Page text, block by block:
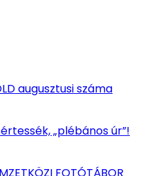
augusztusi száma
„plébános úr”!
FOTÓTÁBOR